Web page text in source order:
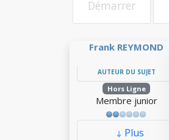
Démarrer
Frank REYMOND
AUTEUR DU SUJET
Hors Ligne
Membre junior
Plus